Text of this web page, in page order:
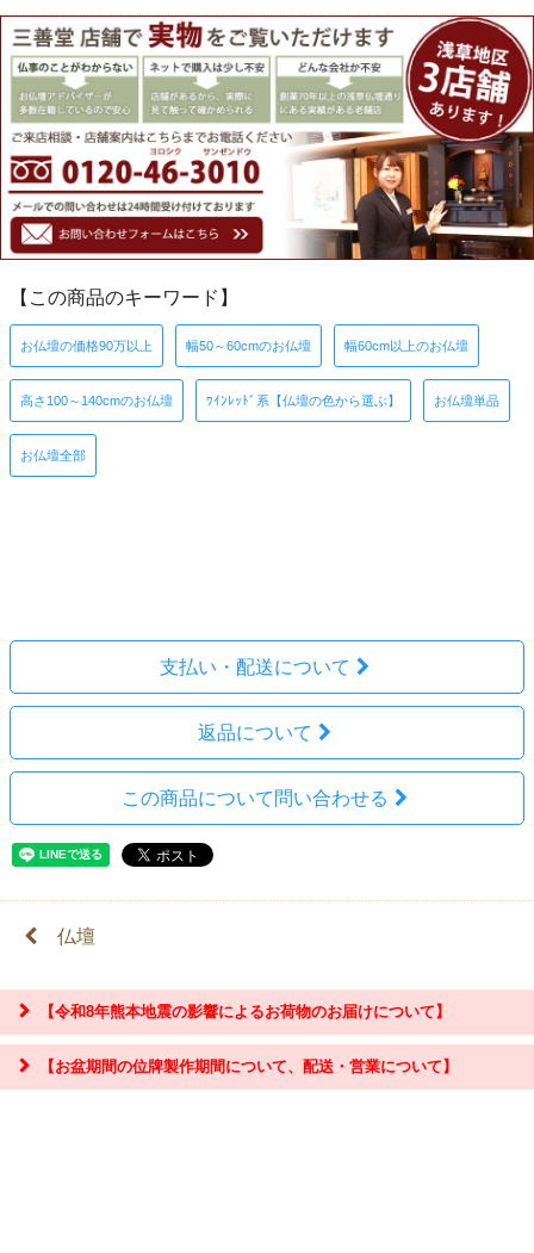
【この商品のキーワード】
お仏壇の価格90万以上 幅50～60cmのお仏壇 幅60cm以上のお仏壇
高さ100～140cmのお仏壇 ﾜｲﾝﾚｯﾄﾞ系【仏壇の色から選ぶ】 お仏壇単品
お仏壇全部
支払い・配送について
返品について
この商品について問い合わせる
仏壇
【令和8年熊本地震の影響によるお荷物のお届けについて】
【お盆期間の位牌製作期間について、配送・営業について】